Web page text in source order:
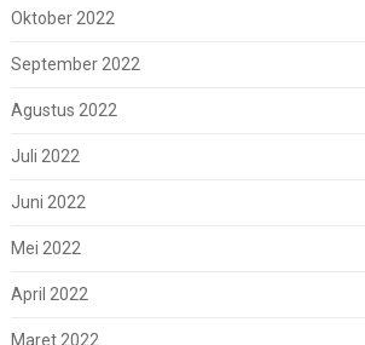
Oktober 2022
September 2022
Agustus 2022
Juli 2022
Juni 2022
Mei 2022
April 2022
Maret 2022